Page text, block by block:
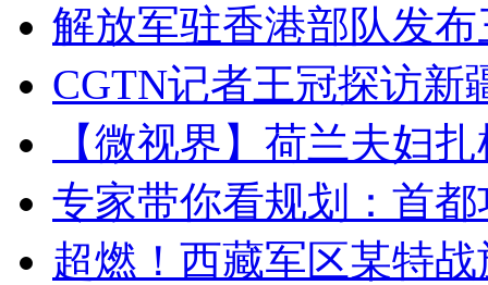
解放军驻香港部队发
CGTN记者王冠探访新
【微视界】荷兰夫妇
专家带你看规划：首
超燃！西藏军区某特